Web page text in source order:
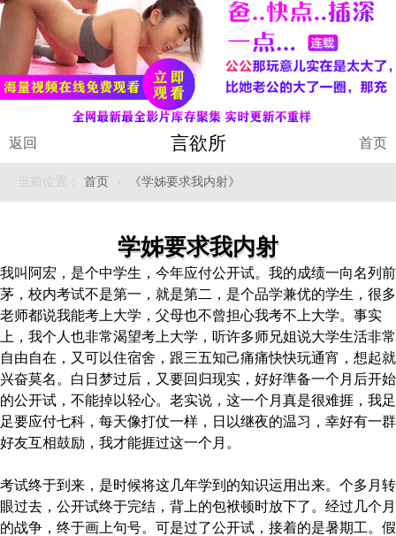
返回 首页
言欲所
当前位置： 首页 › 《学姊要求我内射》
学姊要求我内射
我叫阿宏，是个中学生，今年应付公开试。我的成绩一向名列前
茅，校内考试不是第一，就是第二，是个品学兼优的学生，很多
老师都说我能考上大学，父母也不曾担心我考不上大学。事实
上，我个人也非常渴望考上大学，听许多师兄姐说大学生活非常
自由自在，又可以住宿舍，跟三五知己痛痛快快玩通宵，想起就
兴奋莫名。白日梦过后，又要回归现实，好好準备一个月后开始
的公开试，不能掉以轻心。老实说，这一个月真是很难捱，我足
足要应付七科，每天像打仗一样，日以继夜的温习，幸好有一群
好友互相鼓励，我才能捱过这一个月。
考试终于到来，是时候将这几年学到的知识运用出来。个多月转
眼过去，公开试终于完结，背上的包袱顿时放下了。经过几个月
的战争，终于画上句号。可是过了公开试，接着的是暑期工。假